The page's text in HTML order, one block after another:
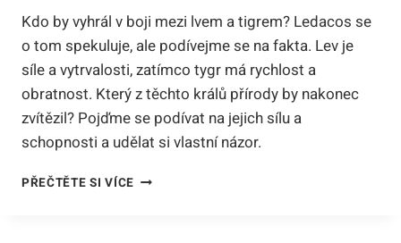
Kdo by vyhrál v boji mezi lvem a tigrem? Ledacos se
o tom spekuluje, ale podívejme se na fakta. Lev je
síle a vytrvalosti, zatímco tygr má rychlost a
obratnost. Který z těchto králů přírody by nakonec
zvítězil? Pojďme se podívat na jejich sílu a
schopnosti a udělat si vlastní názor.
PŘEČTĚTE SI VÍCEKDO